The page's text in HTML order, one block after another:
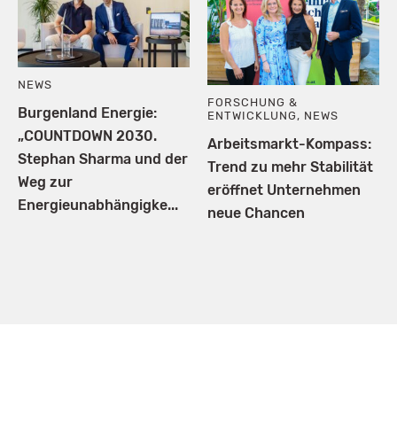
NEWS
Burgenland Energie:
„COUNTDOWN 2030.
Stephan Sharma und der
Weg zur
Energieunabhängigke...
FORSCHUNG &
ENTWICKLUNG , NEWS
Arbeitsmarkt-Kompass:
Trend zu mehr Stabilität
eröffnet Unternehmen
neue Chancen